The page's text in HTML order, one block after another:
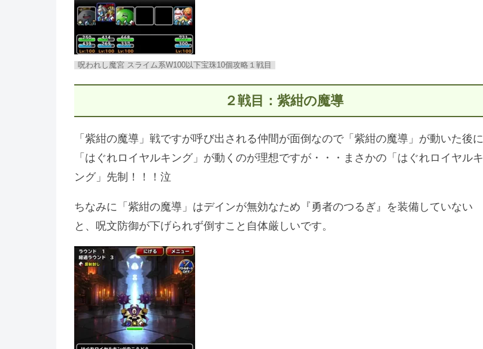
呪われし魔宮 スライム系W100以下宝珠10個攻略１戦目
２戦目：紫紺の魔導
「紫紺の魔導」戦ですが呼び出される仲間が面倒なので「紫紺の魔導」が動いた後に
「はぐれロイヤルキング」が動くのが理想ですが・・・まさかの「はぐれロイヤルキ
ング」先制！！！泣
ちなみに「紫紺の魔導」はデインが無効なため『勇者のつるぎ』を装備していない
と、呪文防御が下げられず倒すこと自体厳しいです。